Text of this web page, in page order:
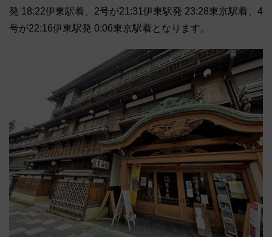
発 18:22伊東駅着、2号が21:31伊東駅発 23:28東京駅着、4
号が22:16伊東駅発 0:06東京駅着となります。